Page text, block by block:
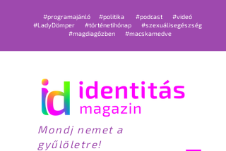
#programajánló #politika #podcast
#videó
#LadyDömper
#történetihónap
#szexuálisegészség
#magdiagőzben
#macskamedve
Mondj nemet a
gyűlöletre!